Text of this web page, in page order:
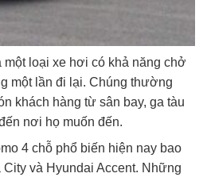
một loại xe hơi có khả năng chở
một lần đi lại. Chúng thường
khách hàng từ sân bay, ga tàu
nơi họ muốn đến.
4 chỗ phổ biến hiện nay bao
và Hyundai Accent. Những